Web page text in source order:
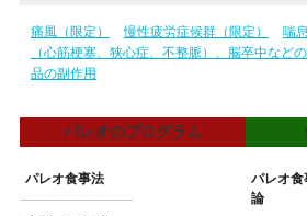
痛風（限定） 慢性疲労症候群（限定） 喘
（心筋梗塞、狭心症、不整脈）、脳卒中など
品の副作用
パレオのプログラム
パレオ食事法
パレオ食
論